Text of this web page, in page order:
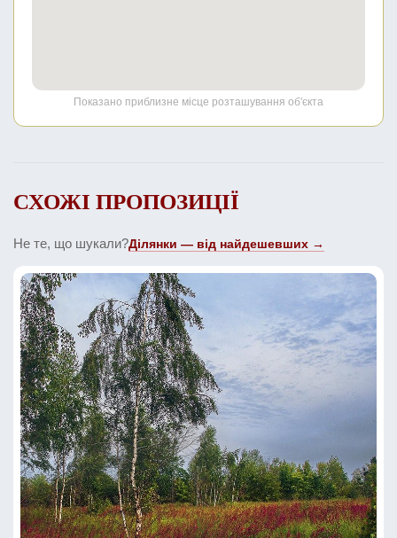
Показано приблизне місце розташування об'єкта
СХОЖІ ПРОПОЗИЦІЇ
Не те, що шукали?Ділянки — від найдешевших →